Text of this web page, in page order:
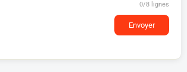
0/8 lignes
Envoyer